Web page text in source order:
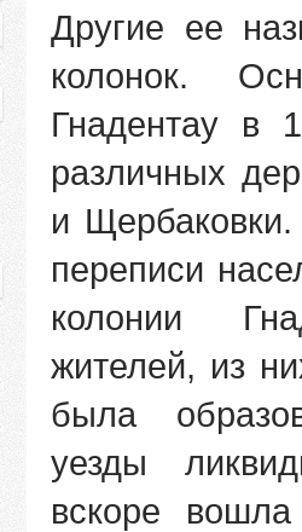
Другие ее
колонок.
Гнадентау в
различных
и
переписи
колонии
жителей, из
была
уезды
вскоре вошла